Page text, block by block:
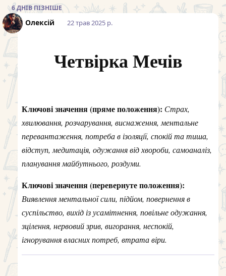
6 ДНІВПІЗНІШЕ
Олексій 22 трав 2025 р.
Четвірка Мечів
Ключові значення (пряме положення): Страх,
хвилювання, розчарування, виснаження, ментальне
перевантаження, потреба в ізоляції, спокій та тиша,
відступ, медитація, одужання від хвороби, самоаналіз,
планування майбутнього, роздуми.
Ключові значення (перевернуте положення):
Виявлення ментальної сили, підйом, повернення в
суспільство, вихід із усамітнення, повільне одужання,
зцілення, нервовий зрив, вигорання, неспокій,
ігнорування власних потреб, втрата віри.